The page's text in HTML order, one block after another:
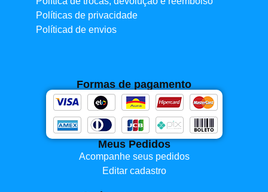
Políticas de privacidade
Políticad de envios
Formas de pagamento
Meus Pedidos
Acompanhe seus pedidos
Editar cadastro